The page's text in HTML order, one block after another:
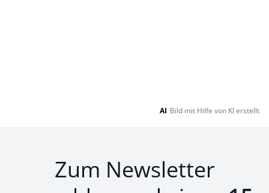
AI Bild mit Hilfe von KI erstellt
Zum Newsletter